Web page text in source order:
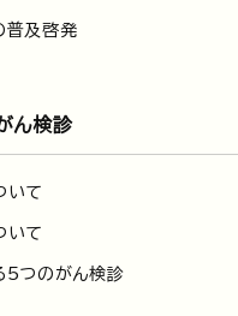
普及啓発
ん検診
いて
いて
5つのがん検診